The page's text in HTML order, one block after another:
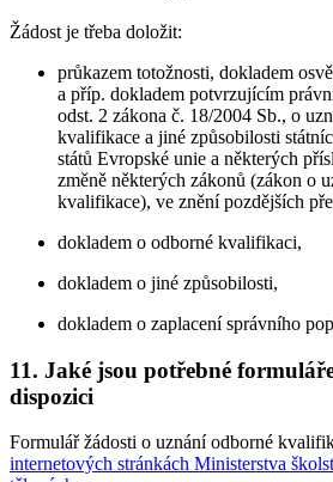
Žádost je třeba doložit:
průkazem totožnosti, dokladem
a příp. dokladem potvrzujícím
odst. 2 zákona č. 18/2004 Sb., o
kvalifikace a jiné způsobilosti
států Evropské unie a některých
změně některých zákonů (zákon o
kvalifikace), ve znění pozdějších
dokladem o odborné kvalifikaci,
dokladem o jiné způsobilosti,
dokladem o zaplacení správního
11. Jaké jsou potřebné
dispozici
Formulář žádosti o uznání odborné
internetových stránkách Ministerstva